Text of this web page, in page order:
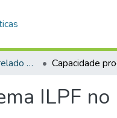
IBEF - TCC - Bacharelado em Engenharia Florestal
ILPF